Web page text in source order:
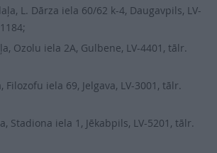
L. Dārza iela 60/62 k-4, Daugavpils, LV-
Ozolu iela 2A, Gulbene, LV-4401, tālr.
Filozofu iela 69, Jelgava, LV-3001, tālr.
Stadiona iela 1, Jēkabpils, LV-5201, tālr.